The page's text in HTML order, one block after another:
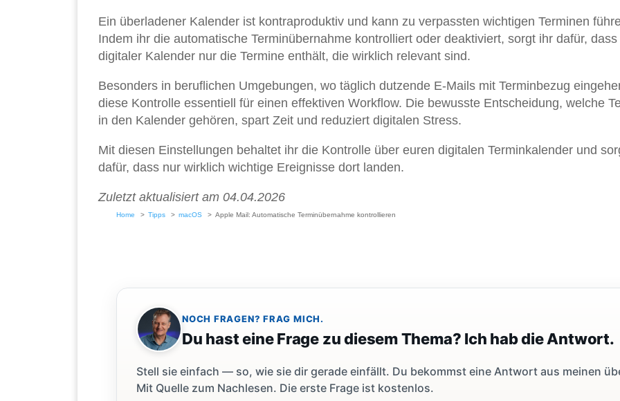
Ein überladener Kalender ist kontraproduktiv und kann zu verpassten wichtigen Terminen
Indem ihr die automatische Terminübernahme kontrolliert oder deaktiviert, sorgt ihr dafür,
digitaler Kalender nur die Termine enthält, die wirklich relevant sind.
Besonders in beruflichen Umgebungen, wo täglich dutzende E-Mails mit Terminbezug
diese Kontrolle essentiell für einen effektiven Workflow. Die bewusste Entscheidung, welche
in den Kalender gehören, spart Zeit und reduziert digitalen Stress.
Mit diesen Einstellungen behaltet ihr die Kontrolle über euren digitalen Terminkalender und
dafür, dass nur wirklich wichtige Ereignisse dort landen.
Zuletzt aktualisiert am 04.04.2026
Home Tipps macOS Apple Mail: Automatische Terminübernahme kontrollieren
NOCH FRAGEN? FRAG MICH.
Du hast eine Frage zu diesem Thema? Ich hab die Antwort.
Stell sie einfach — so, wie sie dir gerade einfällt. Du bekommst eine Antwort aus meinen
Mit Quelle zum Nachlesen. Die erste Frage ist kostenlos.